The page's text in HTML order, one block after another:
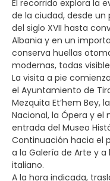
El recorrido explora la
de la ciudad, desde
del siglo XVII hasta
Albania y en un
conserva huellas
modernas, todas
La visita a pie
el Ayuntamiento de
Mezquita Et’hem Bey,
Nacional, la Ópera y el
entrada del Museo
Continuación hacia el
a la Galería de Arte y
italiano.
A la hora indicada,